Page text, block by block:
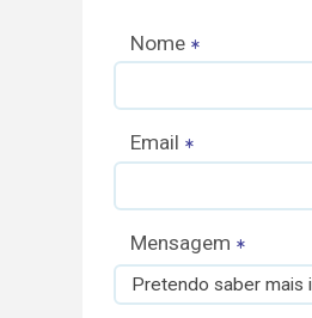
Nome
Email
Mensagem
Pretendo saber mais